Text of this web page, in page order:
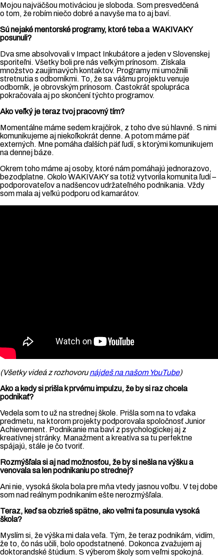
Mojou najväčšou motiváciou je sloboda. Som presvedčená
o tom, že robím niečo dobré a navyše ma to aj baví.
Sú nejaké mentorské programy, ktoré teba a WAKIVAKY
posunuli?
Dva sme absolvovali v Impact Inkubátore a jeden v Slovenskej
sporiteľni. Všetky boli pre nás veľkým prínosom. Získala
množstvo zaujímavých kontaktov. Programy mi umožnili
stretnutia s odborníkmi. To, že sa vášmu projektu venuje
odborník, je obrovským prínosom. Častokrát spolupráca
pokračovala aj po skončení týchto programov.
Ako veľký je teraz tvoj pracovný tím?
Momentálne máme sedem krajčírok, z toho dve sú hlavné. S nimi
komunikujeme aj niekoľkokrát denne. A potom máme päť
externých. Mne pomáha ďalších päť ľudí, s ktorými komunikujem
na dennej báze.
Okrem toho máme aj osoby, ktoré nám pomáhajú jednorazovo,
bezodplatne. Okolo WAKIVAKY sa totiž vytvorila komunita ľudí –
podporovateľov a nadšencov udržateľného podnikania. Vždy
som mala aj veľkú podporu od kamarátov.
(Všetky videá z rozhovorunájdeš na našom YouTube)
Ako a kedy si prišla k prvému impulzu, že by si raz chcela
podnikať?
Vedela som to už na strednej škole. Prišla som na to vďaka
predmetu, na ktorom projekty podporovala spoločnosť Junior
Achievement. Podnikanie ma baví z psychologickej aj z
kreatívnej stránky. Manažment a kreatíva sa tu perfektne
spájajú, stále je čo tvoriť.
Rozmýšľala si aj nad možnosťou, že by si nešla na výšku a
venovala sa len podnikaniu po strednej?
Ani nie, vysoká škola bola pre mňa vtedy jasnou voľbu. V tej dobe
som nad reálnym podnikaním ešte nerozmýšľala.
Teraz, keď sa obzrieš spätne, ako veľmi ťa posunula vysoká
škola?
Myslím si, že výška mi dala veľa. Tým, že teraz podnikám, vidím,
že to, čo nás učili, bolo opodstatnené. Dokonca zvažujem aj
doktorandské štúdium. S výberom školy som veľmi spokojná.